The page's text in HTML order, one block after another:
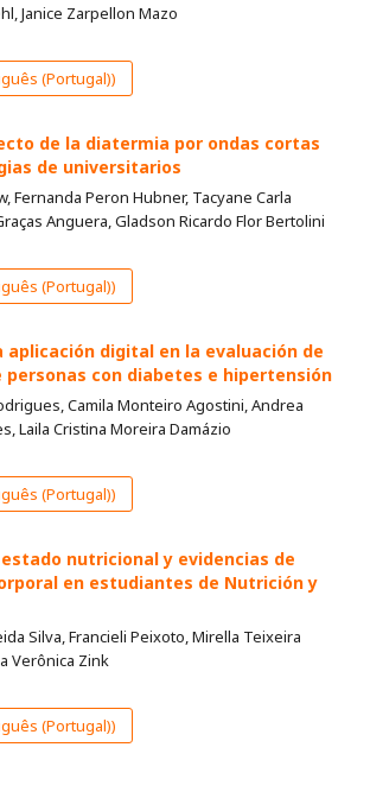
Janice Zarpellon Mazo
(Portugal))
de la diatermia por ondas cortas
de universitarios
Fernanda Peron Hubner, Tacyane Carla
Anguera, Gladson Ricardo Flor Bertolini
(Portugal))
aplicación digital en la evaluación de
personas con diabetes e hipertensión
Camila Monteiro Agostini, Andrea
Laila Cristina Moreira Damázio
(Portugal))
nutricional y evidencias de
en estudiantes de Nutrición y
Silva, Francieli Peixoto, Mirella Teixeira
Verônica Zink
(Portugal))